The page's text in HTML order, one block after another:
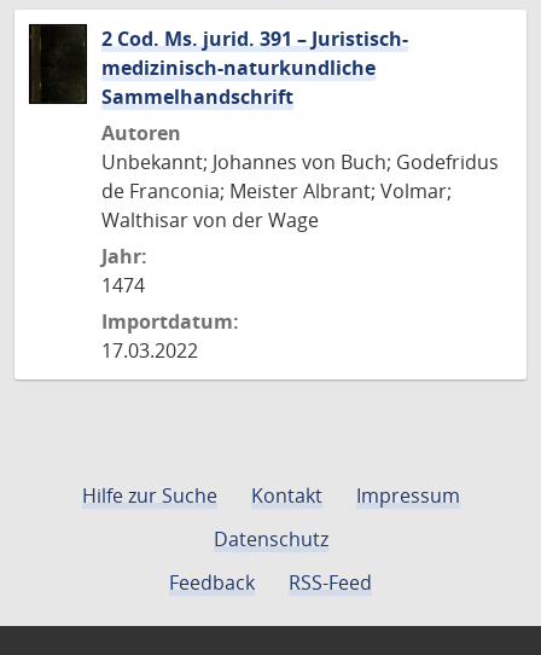
2 Cod. Ms. jurid. 391 – Juristisch-
medizinisch-naturkundliche
Sammelhandschrift
Autoren
Unbekannt; Johannes von Buch; Godefridus
de Franconia; Meister Albrant; Volmar;
Walthisar von der Wage
Jahr:
1474
Importdatum:
17.03.2022
Hilfe zur Suche Kontakt
Impressum
Datenschutz
Feedback
RSS-Feed